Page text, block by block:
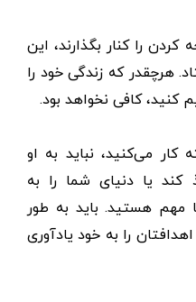
را کنار بگذارند، این
هرچقدر که زندگی خود را
کنید، کافی نخواهد بود.
کار می‌کنید، نباید به او
یا دنیای شما را به
مهم هستید. باید به طور
را به خود یادآوری